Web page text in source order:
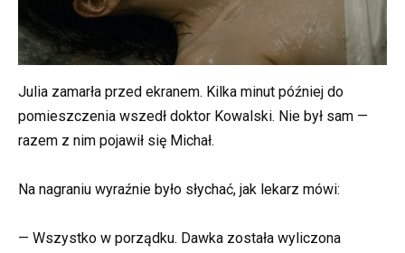
Julia zamarła przed ekranem. Kilka minut później do
pomieszczenia wszedł doktor Kowalski. Nie był sam —
razem z nim pojawił się Michał.
Na nagraniu wyraźnie było słychać, jak lekarz mówi:
— Wszystko w porządku. Dawka została wyliczona